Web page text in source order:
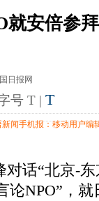
就安倍参
日报网
号 T | T
闻手机报：移动用户编
对话“北京-
论NPO”，